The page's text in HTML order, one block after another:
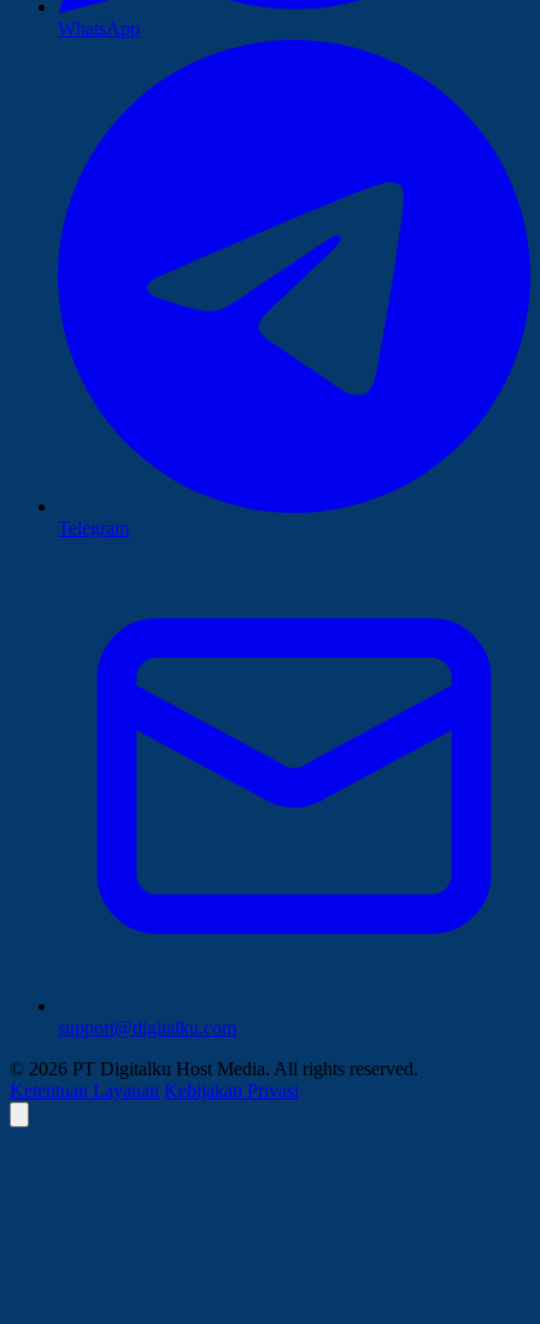
WhatsApp
Telegram
support@digitalku.com
© 2026 PT Digitalku Host Media. All rights reserved.
Ketentuan Layanan Kebijakan Privasi